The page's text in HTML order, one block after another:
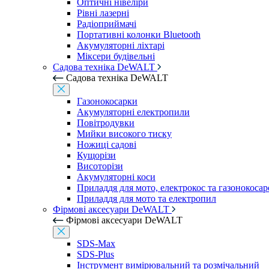
Оптичні нівеліри
Рівні лазерні
Радіоприймачі
Портативні колонки Bluetooth
Акумуляторні ліхтарі
Міксери будівельні
Садова техніка DeWALT
Садова техніка DeWALT
Газонокосарки
Акумуляторні електропили
Повітродувки
Мийки високого тиску
Ножиці садові
Кущорізи
Висоторізи
Акумуляторні коси
Приладдя для мото, електрокос та
Приладдя для мото та електропил
Фірмові аксесуари DeWALT
Фірмові аксесуари DeWALT
SDS-Max
SDS-Plus
Інструмент вимірювальний та розмічальний